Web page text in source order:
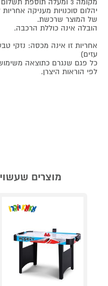
מקומה 3 ומעלה תוספת תשלום של 50 ₪ לכל קומה.
יהלום סוכנויות מעניקה
של המוצר שרכשת.
הובלה אינה כוללת הרכבה.
אחריות זו אינה מכסה: נזקי
עזים)
כל פגם שנגרם כתוצאה
לפי הוראות היצרן.
מוצרים